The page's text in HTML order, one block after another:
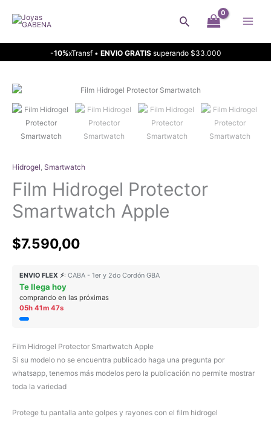
Buscar
-10%xTransf • ENVIO GRATISsuperando $33.000
Hidrogel, Smartwatch
Film Hidrogel Protector
Smartwatch Apple
$7.590,00
ENVIO FLEX ⚡: CABA - 1er y 2do Cordón GBA
Te llega hoy
comprando en las próximas
05h 41m 47s
Film Hidrogel Protector Smartwatch Apple
Si su modelo no se encuentra publicado haga una pregunta por
whatsapp, tenemos más modelos pero la publicación no permite mostrar
toda la variedad
Protege tu pantalla ante golpes y rayones con el film hidrogel